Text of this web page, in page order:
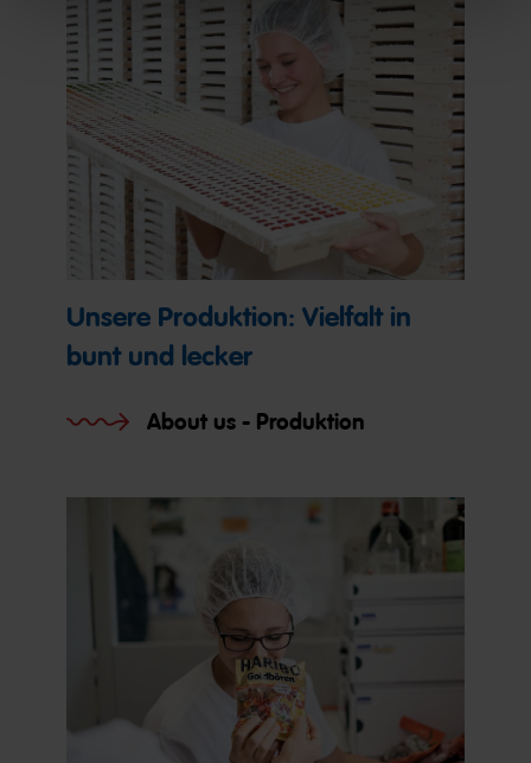
Unsere Produktion: Vielfalt in
bunt und lecker
About us - Produktion